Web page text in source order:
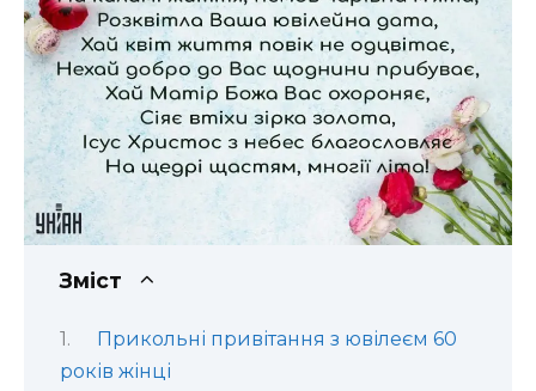
Зміст
Прикольні привітання з ювілеєм 60
років жінці